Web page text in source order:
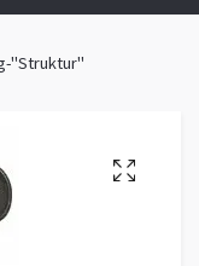
"Struktur"